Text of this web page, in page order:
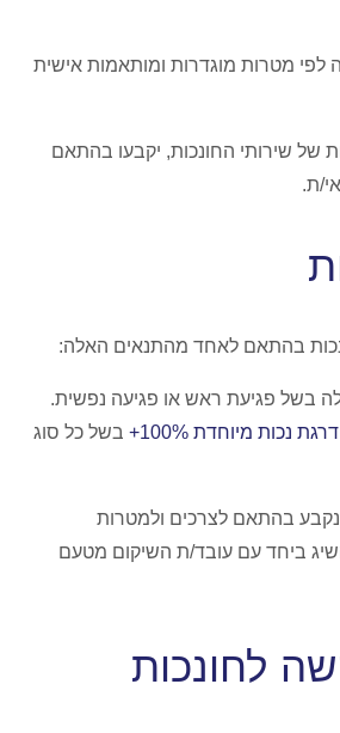
לפי מטרות מוגדרות ומותאמות אישית
של שירותי החונכות, יקבעו בהתאם
ת.
בהתאם לאחד מהתנאים האלה:
דרגת נכות מיוחדת
בשל כל סוג
בהתאם לצרכים ולמטרות
ביחד עם עובד/ת השיקום מטעם
לחונכות